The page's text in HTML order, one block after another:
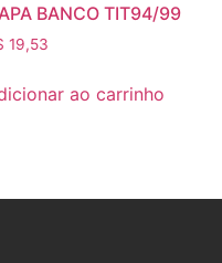
BANCO TIT94/99
19,53
ao carrinho